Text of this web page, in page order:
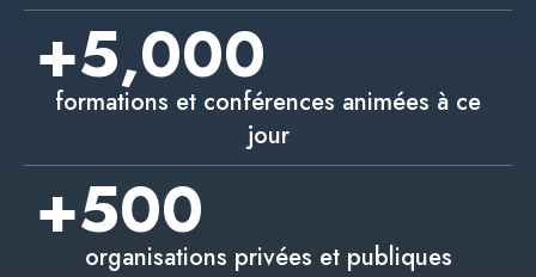
+5,000
formations et conférences animées à ce
jour
+500
organisations privées et publiques